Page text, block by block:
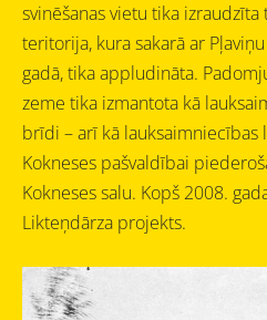
svinēšanas vietu tika
teritorija, kura sakarā ar
gadā, tika appludināta.
zeme tika izmantota kā
brīdi – arī kā lauksaimniecības
Kokneses pašvaldībai
Kokneses salu. Kopš 2008.
Likteņdārza projekts.